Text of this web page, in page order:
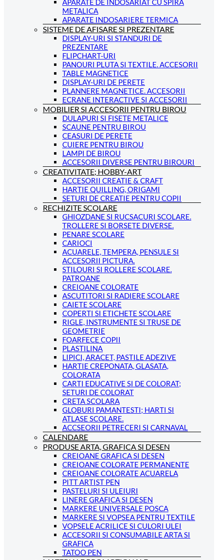
APARATE DE INDOSARIAT CU SPIRA
METALICA
APARATE INDOSARIERE TERMICA
SISTEME DE AFISARE SI PREZENTARE
DISPLAY-URI SI STANDURI DE
PREZENTARE
FLIPCHART-URI
PANOURI PLUTA SI TEXTILE. ACCESORII
TABLE MAGNETICE
DISPLAY-URI DE PERETE
PLANNERE MAGNETICE. ACCESORII
ECRANE INTERACTIVE SI ACCESORII
MOBILIER SI ACCESORII PENTRU BIROU
DULAPURI SI FISETE METALICE
SCAUNE PENTRU BIROU
CEASURI DE PERETE
CUIERE PENTRU BIROU
LAMPI DE BIROU
ACCESORII DIVERSE PENTRU BIROURI
CREATIVITATE; HOBBY-ART
ACCESORII CREATIE & CRAFT
HARTIE QUILLING, ORIGAMI
SETURI DE CREATIE PENTRU COPII
RECHIZITE SCOLARE
GHIOZDANE SI RUCSACURI SCOLARE.
TROLLERE SI BORSETE DIVERSE.
PENARE SCOLARE
CARIOCI
ACUARELE, TEMPERA, PENSULE SI
ACCESORII PICTURA.
STILOURI SI ROLLERE SCOLARE.
PATROANE
CREIOANE COLORATE
ASCUTITORI SI RADIERE SCOLARE
CAIETE SCOLARE
COPERTI SI ETICHETE SCOLARE
RIGLE, INSTRUMENTE SI TRUSE DE
GEOMETRIE
FOARFECE COPII
PLASTILINA
LIPICI, ARACET, PASTILE ADEZIVE
HARTIE CREPONATA, GLASATA,
COLORATA
CARTI EDUCATIVE SI DE COLORAT;
SETURI DE COLORAT
CRETA SCOLARA
GLOBURI PAMANTESTI; HARTI SI
ATLASE SCOLARE.
ACCSEORII PETRECERI SI CARNAVAL
CALENDARE
PRODUSE ARTA, GRAFICA SI DESEN
CREIOANE GRAFICA SI DESEN
CREIOANE COLORATE PERMANENTE
CREIOANE COLORATE ACUARELA
PITT ARTIST PEN
PASTELURI SI ULEIURI
LINERE GRAFICA SI DESEN
MARKERE UNIVERSALE POSCA
MARKERE SI VOPSEA PENTRU TEXTILE
VOPSELE ACRILICE SI CULORI ULEI
ACCESORII SI CONSUMABILE ARTA SI
GRAFICA
TATOO PEN